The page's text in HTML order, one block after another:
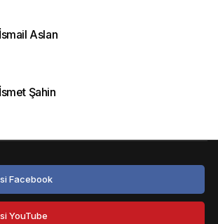
İsmail Aslan
İsmet Şahin
Facebook
YouTube